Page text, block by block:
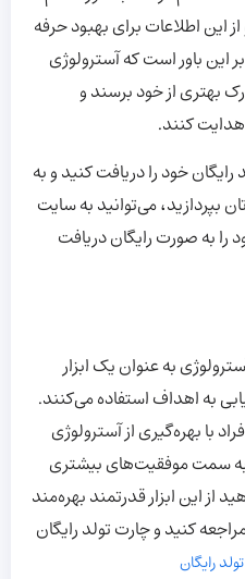
این اطلاعات برای بهبود حرفه
این باور است که آسترولوژی
بهتری از خود برسند و
کنند.
خود را دریافت کنید و به
بپردازید، می‌توانید به سایت
را به صورت رایگان دریافت
به عنوان یک ابزار
به اهداف استفاده می‌کنند.
با بهره‌گیری از آسترولوژی
به سمت موفقیت‌های بیشتری
این ابزار قدرتمند بهره‌مند
کنید و چارت تولد رایگان
رایگان